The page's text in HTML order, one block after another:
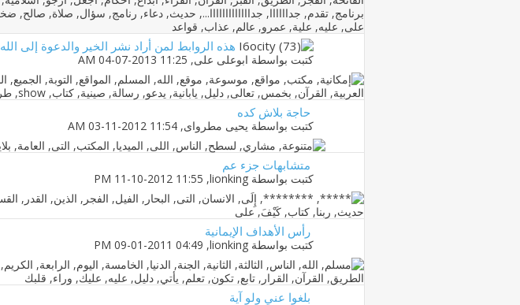
هذه الروابط لمن أراد نشر الخير والدعوة إلى الله
كتبت بواسطة ابوعلى على‏, 04-07-2013 11:25 AM
حاجة بلاش كده
كتبت بواسطة يحيى مطرواى‏, 03-11-2012 11:54 AM
متشابهات جزء عم
كتبت بواسطة lionking
‏, 11-10-2012 11:55 PM
رأس الأهداف الإيمانية
كتبت بواسطة lionking
‏, 09-01-2011 04:49 PM
بلغوا عني ولو آية